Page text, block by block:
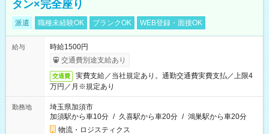
タン×完全座り
派遣 職種未経験OK ブランクOK WEB登録・面接OK
給与
時給1500円
交通費別途支給あり
交通費
実費支給／当社規定あり。通勤交通費実費支払／上限4
万円／月※規定あり
勤務地
埼玉県加須市
加須駅から車10分 / 久喜駅から車20分 / 鴻巣駅から車20分
物流・ロジスティクス